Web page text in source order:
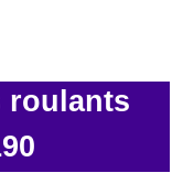
roulants